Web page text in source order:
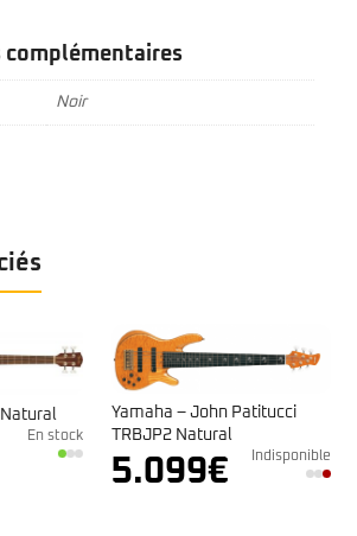
complémentaires
Noir
En stock
Yamaha – John Patitucci
TRBJP2 Natural
5.099€ Indisponible